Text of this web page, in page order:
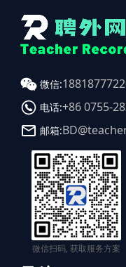
微信:
电话:+86 0755-
邮箱:
微信扫码, 获取服务方案